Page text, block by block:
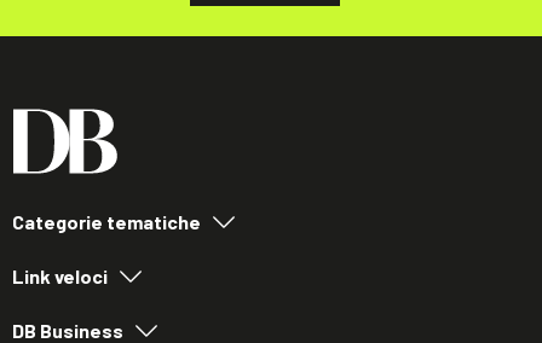
Categorie tematiche
Link veloci
DB Business